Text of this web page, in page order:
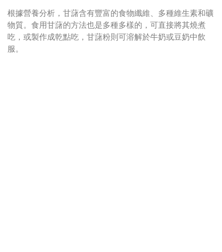
根據營養分析，甘藷含有豐富的食物纖維、多種維生素和礦
物質。食用甘藷的方法也是多種多樣的，可直接將其燒煮
吃，或製作成乾點吃，甘藷粉則可溶解於牛奶或豆奶中飲
服。